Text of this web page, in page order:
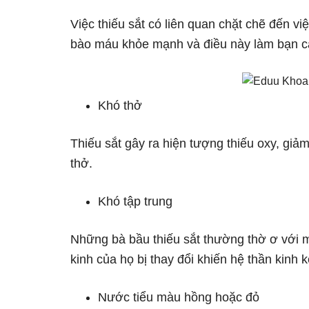
Việc thiếu sắt có liên quan chặt chẽ đến
bào máu khỏe mạnh và điều này làm bạn
Khó thở
Thiếu sắt gây ra hiện tượng thiếu oxy,
thở.
Khó tập trung
Những bà bầu thiếu sắt thường thờ ơ với
kinh của họ bị thay đổi khiến hệ thần kinh
Nước tiểu màu hồng hoặc đỏ